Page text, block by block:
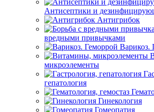
Антисептики и
Антигрибок
вредными привычками
Варикоз.
микроэлементы
гепатология
Гинекология
Гомеопатия